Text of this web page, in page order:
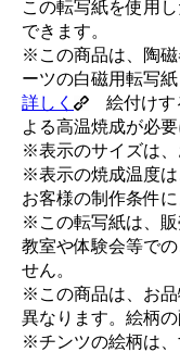
この転写紙を使用
できます。
※この商品は、陶磁
ーツの白磁用転写
詳しく
絵付けす
よる高温焼成が必要
※表示のサイズは、
※表示の焼成温度は
お客様の制作条件に
※この転写紙は、
教室や体験会等で
せん。
※この商品は、お
異なります。絵柄
※チンツの絵柄は